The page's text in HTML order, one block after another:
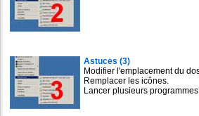
Astuces (3)
Modifier l'emplacement du
Remplacer les icônes.
Lancer plusieurs